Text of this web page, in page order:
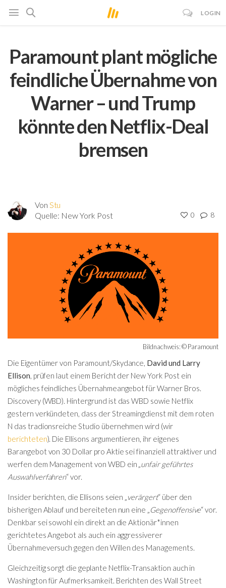
LOGIN
Paramount plant mögliche
feindliche Übernahme von
Warner – und Trump
könnte den Netflix-Deal
bremsen
Von Stu
Quelle: New York Post 0 8
Bildnachweis: © Paramount
Die Eigentümer von Paramount/Skydance, David und Larry
Ellison, prüfen laut einem Bericht der New York Post ein
mögliches feindliches Übernahmeangebot für Warner Bros.
Discovery (WBD). Hintergrund ist das WBD sowie Netflix
gestern verkündeten, dass der Streamingdienst mit dem roten
N das tradionsreiche Studio übernehmen wird (wir
berichteten). Die Ellisons argumentieren, ihr eigenes
Barangebot von 30 Dollar pro Aktie sei finanziell attraktiver und
werfen dem Management von WBD ein „unfair geführtes
Auswahlverfahren“ vor.
Insider berichten, die Ellisons seien „verärgert“ über den
bisherigen Ablauf und bereiteten nun eine „Gegenoffensive“ vor.
Denkbar sei sowohl ein direkt an die Aktionär*innen
gerichtetes Angebot als auch ein aggressiverer
Übernahmeversuch gegen den Willen des Managements.
Gleichzeitig sorgt die geplante Netflix-Transaktion auch in
Washington für Aufmerksamkeit. Berichten des Wall Street